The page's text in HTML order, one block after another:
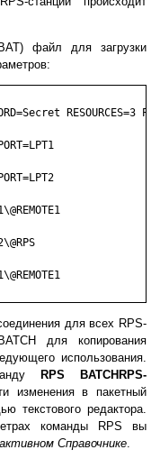
файл для загрузки
RESOURCES=3
для всех RPS-
для копирования
использования.
RPS BATCHRPS-
изменения в пакетный
текстового редактора.
команды RPS вы
Справочнике.